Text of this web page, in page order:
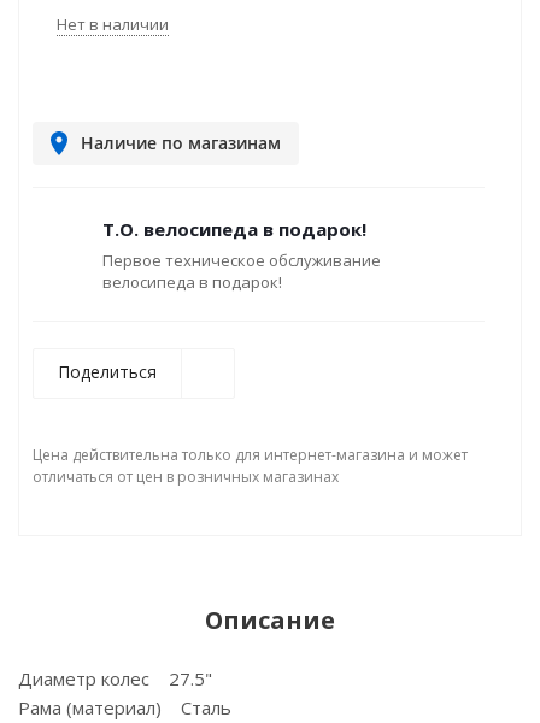
Нет в наличии
Наличие по магазинам
Т.О. велосипеда в подарок!
Первое техническое обслуживание
велосипеда в подарок!
Поделиться
Цена действительна только для интернет-магазина и может
отличаться от цен в розничных магазинах
Описание
Диаметр колес 27.5"
Рама (материал) Сталь